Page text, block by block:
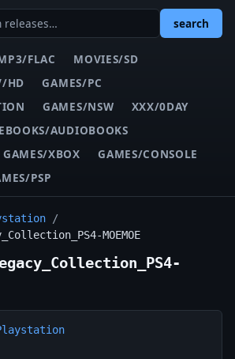
search
FLAC
MOVIES/SD
HD
GAMES/PC
GAMES/NSW
XXX/0DAY
EBOOKS/AUDIOBOOKS
GAMES/XBOX
GAMES/CONSOLE
PSP
/
MOEMOE